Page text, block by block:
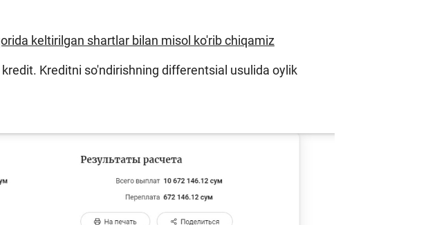
keltirilgan shartlar bilan misol ko'rib chiqamiz
Kreditni so'ndirishning differentsial usulida oylik